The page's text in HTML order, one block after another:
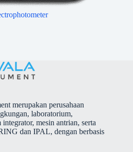
merupakan perusahaan
laboratorium,
mesin antrian, serta
dan IPAL, dengan berbasis